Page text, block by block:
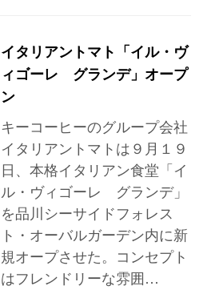
イタリアントマト「イル・ヴ
ィゴーレ グランデ」オープ
ン
キーコーヒーのグループ会社
イタリアントマトは９月１９
日、本格イタリアン食堂「イ
ル・ヴィゴーレ グランデ」
を品川シーサイドフォレス
ト・オーバルガーデン内に新
規オープさせた。コンセプト
はフレンドリーな雰囲…